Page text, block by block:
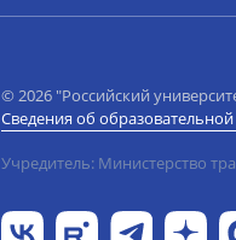
© 2026 "Российский
Сведения об
Учредитель: Министерство